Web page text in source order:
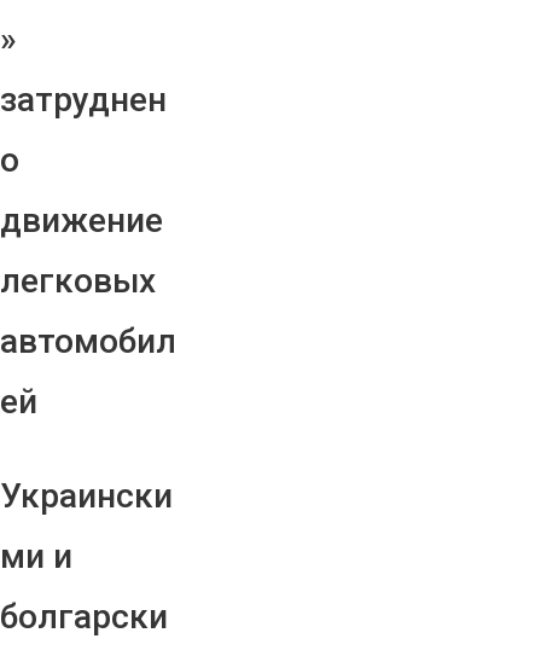
»
затруднен
о
движение
легковых
автомобил
ей
Украински
ми и
болгарски